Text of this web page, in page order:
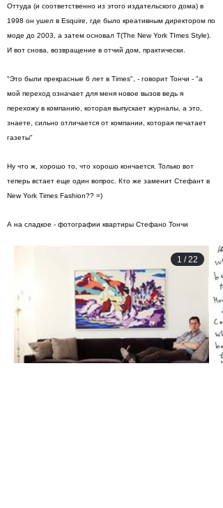
Оттуда (и соответственно из этого издательского дома) в
1998 он ушел в Esquire, где было креативным директором по
моде до 2003, а затем основал T(The New York TImes Style).
И вот снова, возвращение в отчий дом, практически.
"Это были прекрасные 6 лет в Times", - говорит Тончи - "а
мой переход означает для меня новое вызов ведь я
перехожу в компанию, которая выпускает журналы, а это,
знаете, сильно отличается от компании, которая печатает
газеты"
Ну что ж, хорошо то, что хорошо кончается. Только вот
теперь встает еще один вопрос. Кто же заменит Стефант в
New York Times Fashion?? =)
А на сладкое - фотографии квартиры Стефано Тончи
1 /22